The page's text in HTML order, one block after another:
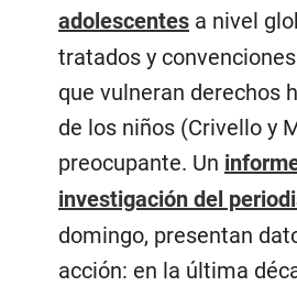
adolescentes a nivel
tratados y
que vulneran derechos
de los niños (Crivello y
preocupante. Un
investigación del
domingo, presentan
acción: en la última